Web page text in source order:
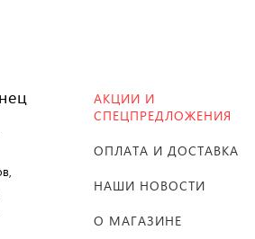
АКЦИИ И
СПЕЦПРЕДЛОЖЕНИЯ
ОПЛАТА И ДОСТАВКА
НАШИ НОВОСТИ
О МАГАЗИНЕ